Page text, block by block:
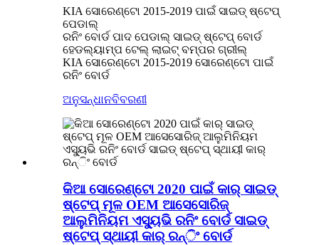
KIA ସୋରେଣ୍ଟୋ 2015-2019 ପାଇଁ ସାଇଡ୍ ଷ୍ଟେପ୍
ପେଡାଲ୍
ରନିଂ ବୋର୍ଡ ପାଦ ପେଡାଲ୍ ସାଇଡ୍ ଷ୍ଟେପ୍ ବୋର୍ଡ
ହେଡଲ୍ୟାମ୍ପ ଟେଲ୍ ଲାଇଟ୍ ବମ୍ପର ଗ୍ରୀଲ୍
KIA ସୋରେଣ୍ଟୋ 2015-2019 ସୋରେଣ୍ଟୋ ପାଇଁ
ରନିଂ ବୋର୍ଡ
ଅନୁସନ୍ଧାନବିବରଣୀ
କିଆ ସୋରେଣ୍ଟୋ 2020 ପାଇଁ କାର୍ ସାଇଡ୍
ଷ୍ଟେପ୍ ମୂଳ OEM ଆସେସୋରିଜ୍
ଆଲୁମିନିୟମ ଏସ୍ୟୁଭି ରନିଂ ବୋର୍ଡ ସାଇଡ୍
ଷ୍ଟେପ୍ ସ୍ଥାୟୀ କାର୍ ରନ୍ିଂ ବୋର୍ଡ